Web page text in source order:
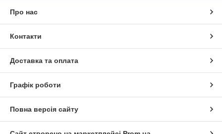
Про нас
Контакти
Доставка та оплата
Графік роботи
Повна версія сайту